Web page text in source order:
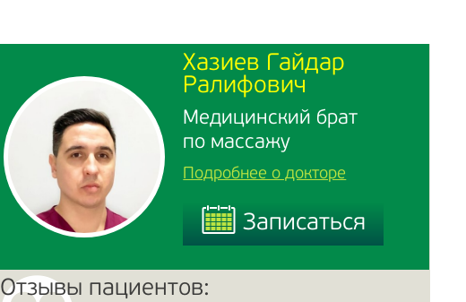
Хазиев Гайдар
Ралифович
Медицинский брат
по массажу
Подробнее о докторе
Записаться
Записаться
Отзывы пациентов: